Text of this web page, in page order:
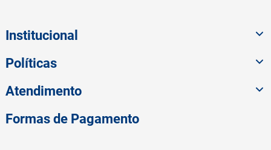
Institucional
Políticas
Atendimento
Formas de Pagamento